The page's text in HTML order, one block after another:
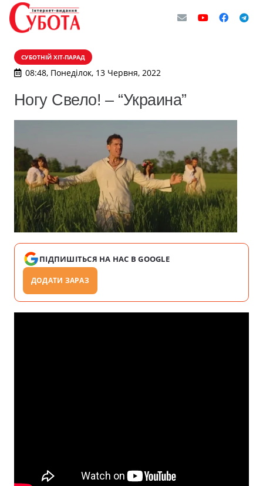
СУБОТНІЙ ХІТ-ПАРАД
08:48, Понеділок, 13 Червня, 2022
Ногу Свело! – “Украина”
ПІДПИШІТЬСЯ НА НАС В GOOGLE
ДОДАТИ ЗАРАЗ